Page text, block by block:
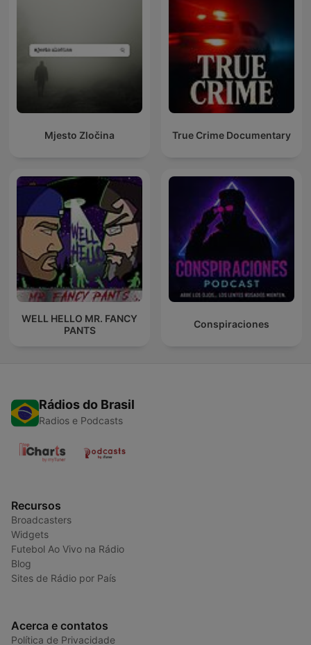
Mjesto Zločina True Crime Documentary
WELL HELLO MR. FANCY
PANTS
Conspiraciones
Rádios do Brasil
Radios e Podcasts
Recursos
Broadcasters
Widgets
Futebol Ao Vivo na Rádio
Blog
Sites de Rádio por País
Acerca e contatos
Política de Privacidade